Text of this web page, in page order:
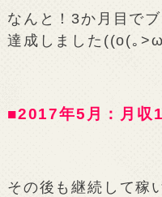
なんと！3か月目で
達成しました((o(｡
■2017年5月：月収
その後も継続して稼